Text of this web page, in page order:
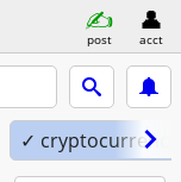
post acct
✓